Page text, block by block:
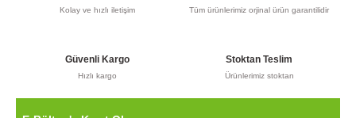
Ürün fiyatı diğer sitelerden daha pahalı.
Kolay ve hızlı iletişim Tüm ürünlerimiz orjinal ürün garantilidir
Güvenli Kargo
Hızlı kargo
Stoktan Teslim
Ürünlerimiz stoktan